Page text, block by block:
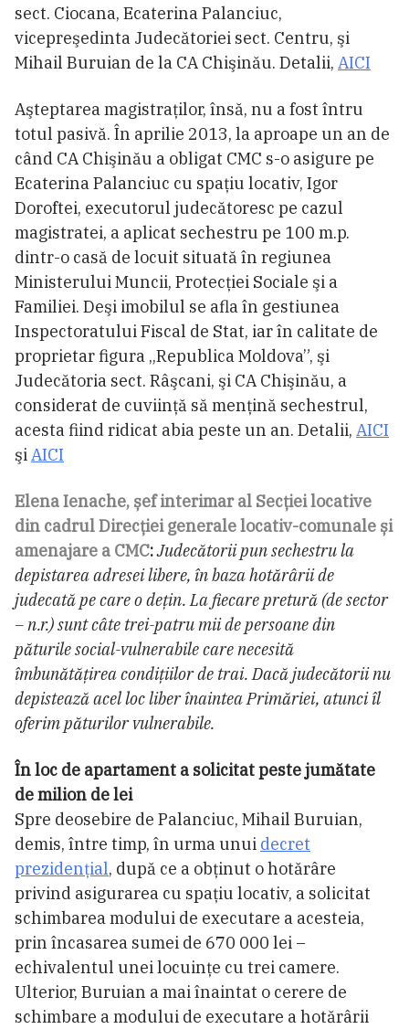
sect. Ciocana, Ecaterina Palanciuc,
vicepreşedinta Judecătoriei sect. Centru, şi
Mihail Buruian de la CA Chişinău. Detalii, AICI
Aşteptarea magistraţilor, însă, nu a fost întru
totul pasivă. În aprilie 2013, la aproape un an de
când CA Chişinău a obligat CMC s-o asigure pe
Ecaterina Palanciuc cu spaţiu locativ, Igor
Doroftei, executorul judecătoresc pe cazul
magistratei, a aplicat sechestru pe 100 m.p.
dintr-o casă de locuit situată în regiunea
Ministerului Muncii, Protecţiei Sociale şi a
Familiei. Deşi imobilul se afla în gestiunea
Inspectoratului Fiscal de Stat, iar în calitate de
proprietar figura „Republica Moldova”, şi
Judecătoria sect. Râşcani, şi CA Chişinău, a
considerat de cuviinţă să menţină sechestrul,
acesta fiind ridicat abia peste un an. Detalii, AICI
şiAICI
Elena Ienache, șef interimar al Secției locative
din cadrul Direcției generale locativ-comunale și
amenajare a CMC:Judecătorii pun sechestru la
depistarea adresei libere, în baza hotărârii de
judecată pe care o deţin. La fiecare pretură (de sector
– n.r.) sunt câte trei-patru mii de persoane din
păturile social-vulnerabile care necesită
îmbunătăţirea condiţiilor de trai. Dacă judecătorii nu
depistează acel loc liber înaintea Primăriei, atunci îl
oferim păturilor vulnerabile.
În loc de apartament a solicitat peste jumătate
de milion de lei
Spre deosebire de Palanciuc, Mihail Buruian,
demis, între timp, în urma unui decret
prezidenţial, după ce a obținut o hotărâre
privind asigurarea cu spațiu locativ, a solicitat
schimbarea modului de executare a acesteia,
prin încasarea sumei de 670 000 lei –
echivalentul unei locuinţe cu trei camere.
Ulterior, Buruian a mai înaintat o cerere de
schimbare a modului de executare a hotărârii